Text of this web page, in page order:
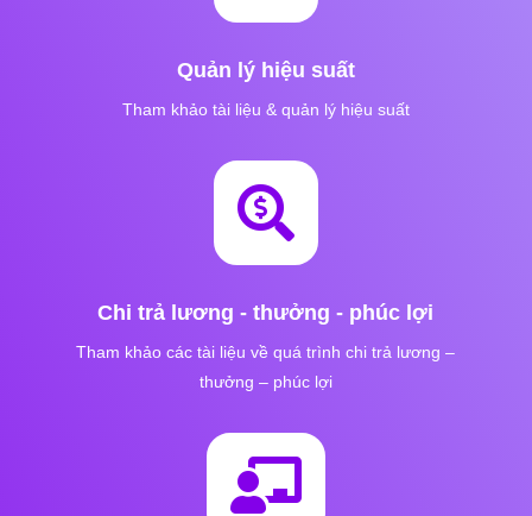
Quản lý hiệu suất
Tham khảo tài liệu & quản lý hiệu suất

Chi trả lương - thưởng - phúc lợi
Tham khảo các tài liệu về quá trình chi trả lương –
thưởng – phúc lợi
